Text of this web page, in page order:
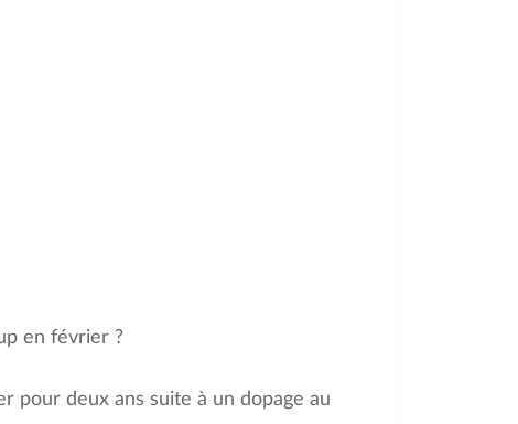
en février ?
pour deux ans suite à un dopage au